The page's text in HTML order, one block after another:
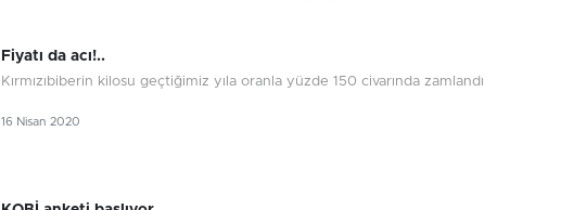
Fiyatı da acı!..
Kırmızıbiberin kilosu geçtiğimiz yıla oranla yüzde 150 civarında zamlandı
16 Nisan 2020